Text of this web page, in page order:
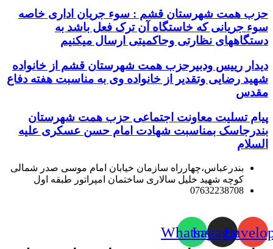
حزب همت شهرستان قشم : سوء جریان اداری خاصه
سوء جریانی که خاستگاه آن ترک فعل باشد به
دستگاههای نظارتی وحاکمیتی ارسال میکنیم
دیدار رییس ودبیرحزب همت شهرستان قشم از خانواده
شهید رضایی وتقدیر از خانواده وی به مناسبت هفته دفاع
مقدس
پیام تسلیت معاونت اجتماعی حزب همت شهرستان
بندرجاسک بمناسبت شهادت امام حسن عسکری علیه
السلام
بندرعباس،چهارراه سازمان خیابان امام موسی صدر شمالی
کوچه شهید خلیل سالاری ساختمان امپراتور طبقه اول
07632238708
Instagram
Whatsapp